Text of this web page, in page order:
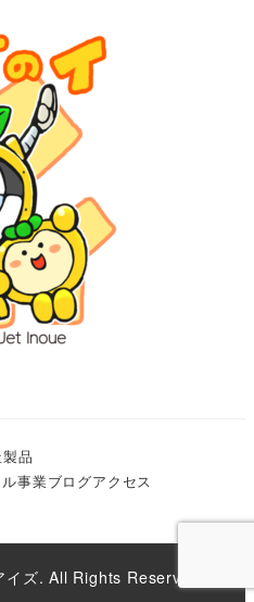
品
事業ブログアクセス
ズ. All Rights Reserved.